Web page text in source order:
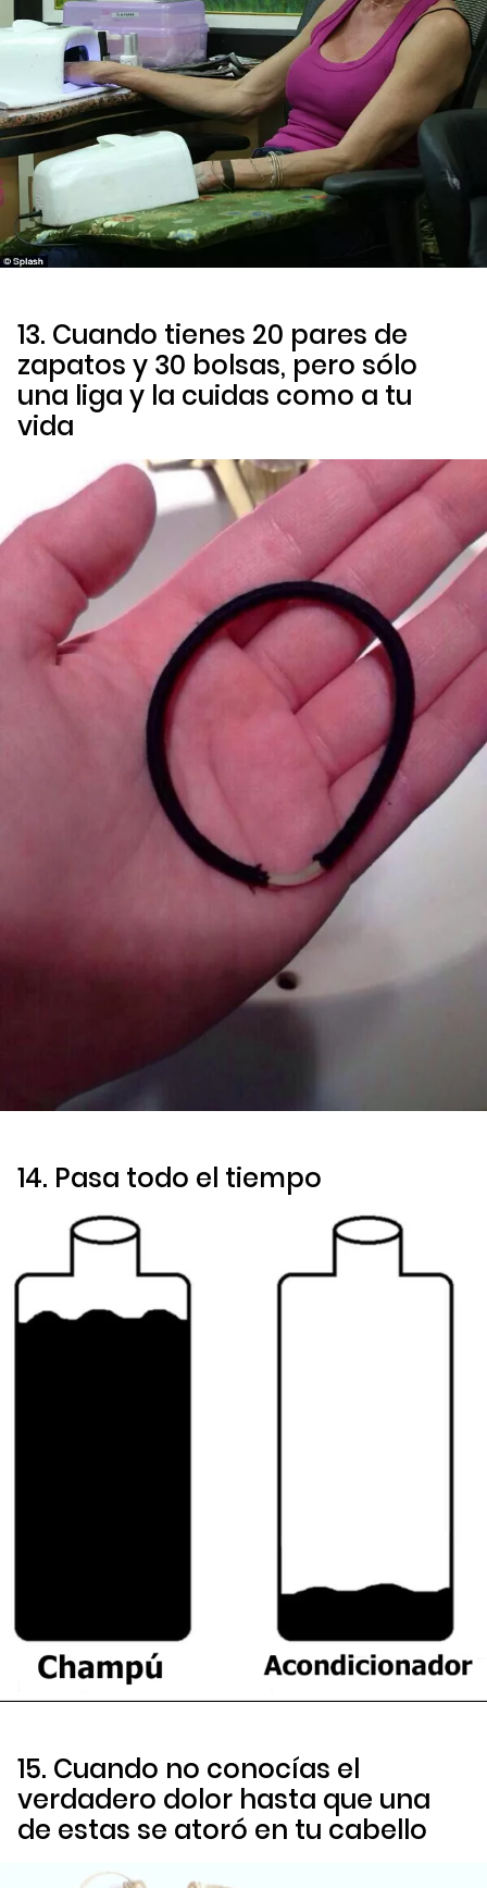
13. Cuando tienes 20 pares de
zapatos y 30 bolsas, pero sólo
una liga y la cuidas como a tu
vida
14. Pasa todo el tiempo
15. Cuando no conocías el
verdadero dolor hasta que una
de estas se atoró en tu cabello